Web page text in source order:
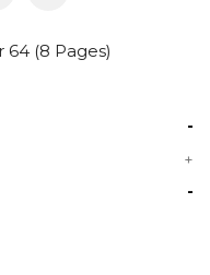
-
+
-
64 (8 Pages)